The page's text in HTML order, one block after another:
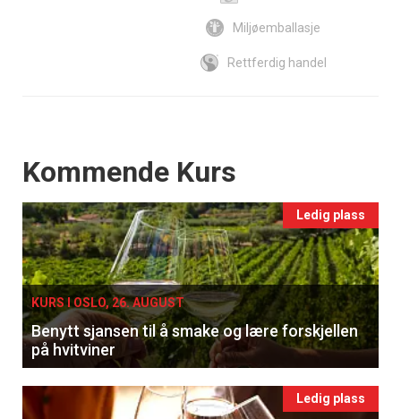
Miljøemballasje
Rettferdig handel
Events
Kommende Kurs
Ledig plass
KURS I OSLO, 26. AUGUST
Benytt sjansen til å smake og lære forskjellen
på hvitviner
Ledig plass